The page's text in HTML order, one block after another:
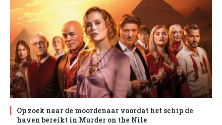
Op zoek naar de moordenaar voordat het schip de
haven bereikt in Murder on the Nile